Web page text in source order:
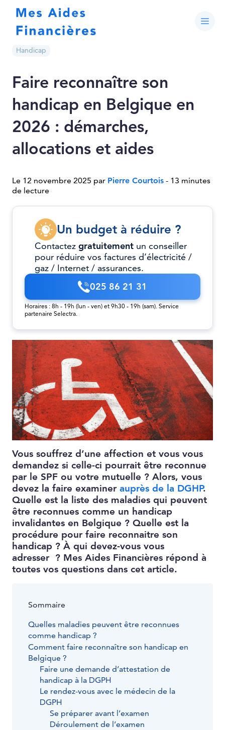
Handicap
Faire reconnaître son
handicap en Belgique en
2026 : démarches,
allocations et aides
Le 12 novembre 2025 par Pierre Courtois - 13 minutes
de lecture
Un budget à réduire ?
Contactez gratuitement un conseiller
pour réduire vos factures d’électricité /
gaz / Internet / assurances.
025 86 21 31
Horaires : 8h - 19h (lun - ven) et 9h30 - 19h (sam). Service
partenaire Selectra.
Vous souffrez d’une affection et vous vous
demandez si celle-ci pourrait être reconnue
par le SPF ou votre mutuelle ? Alors, vous
devez la faire examinerauprès de la DGHP.
Quelle est la liste des maladies qui peuvent
être reconnues comme un handicap
invalidantes en Belgique ? Quelle est la
procédure pour faire reconnaitre son
handicap ? À qui devez-vous vous
adresser ? Mes Aides Financières répond à
toutes vos questions dans cet article.
Sommaire
Quelles maladies peuvent être reconnues
comme handicap ?
Comment faire reconnaître son handicap en
Belgique ?
Faire une demande d’attestation de
handicap à la DGPH
Le rendez-vous avec le médecin de la
DGPH
Se préparer avant l’examen
Déroulement de l’examen